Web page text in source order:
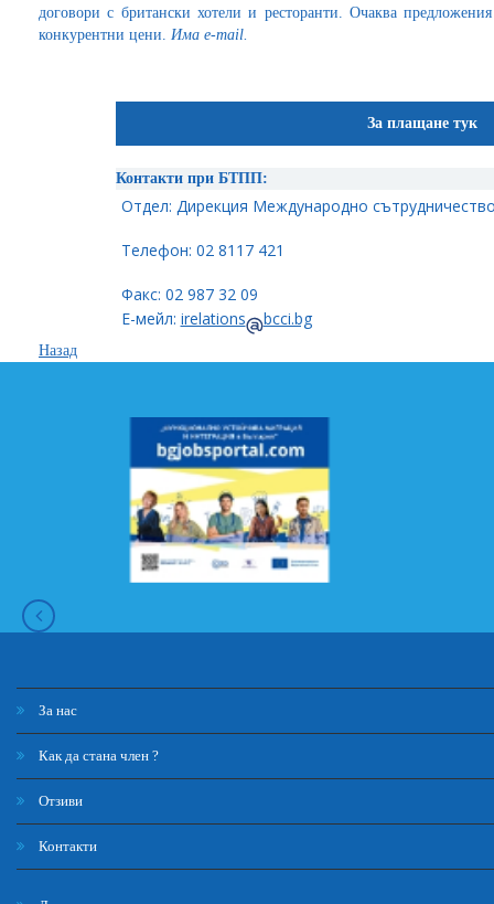
договори с британски хотели и ресторанти. Очаква
конкурентни цени. Има е-mail.
За плащане тук
Контакти при БТПП:
Отдел: Дирекция Международно
Телефон: 02 8117 421
Факс: 02 987 32 09
Е-мейл: irelations bcci.bg
Назад
За нас
Как да стана член ?
Отзиви
Контакти